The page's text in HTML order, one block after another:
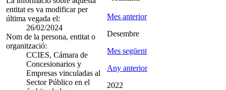
entitat es va modificar per
última vegada el:
26/02/2024
Nom de la persona, entitat o
organització:
CCIES, Cámara de
Concesionarios y
Empresas vinculadas al
Sector Público en el
Mes anterior
Desembre
Mes següent
Any anterior
2022